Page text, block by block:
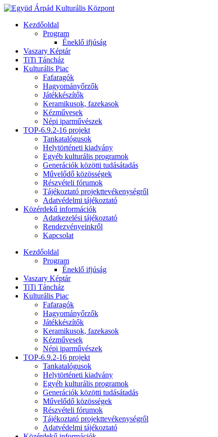
Kezdőoldal
Program
Éneklő ifjúság
Vaszary Képtár
TiTi Táncház
Kulturális Piac
Fafaragók
Hagyományőrzők
Játékkészítők
Keramikusok, fazekasok
Kézművesek
Népi iparművészek
TOP-6.9.2-16 projekt
Tankatalógusok
Helytörténeti kiadvány
Egyéb kulturális programok
Generációk közötti tudásátadás
Művelődő közösségek
Részvételi fórumok
Tájékoztató projekttevékenységről
Adatvédelmi tájékoztató
Közérdekű információk
Adatkezelési tájékoztató
Rendezvényeinkről
Kapcsolat
Kezdőoldal
Program
Éneklő ifjúság
Vaszary Képtár
TiTi Táncház
Kulturális Piac
Fafaragók
Hagyományőrzők
Játékkészítők
Keramikusok, fazekasok
Kézművesek
Népi iparművészek
TOP-6.9.2-16 projekt
Tankatalógusok
Helytörténeti kiadvány
Egyéb kulturális programok
Generációk közötti tudásátadás
Művelődő közösségek
Részvételi fórumok
Tájékoztató projekttevékenységről
Adatvédelmi tájékoztató